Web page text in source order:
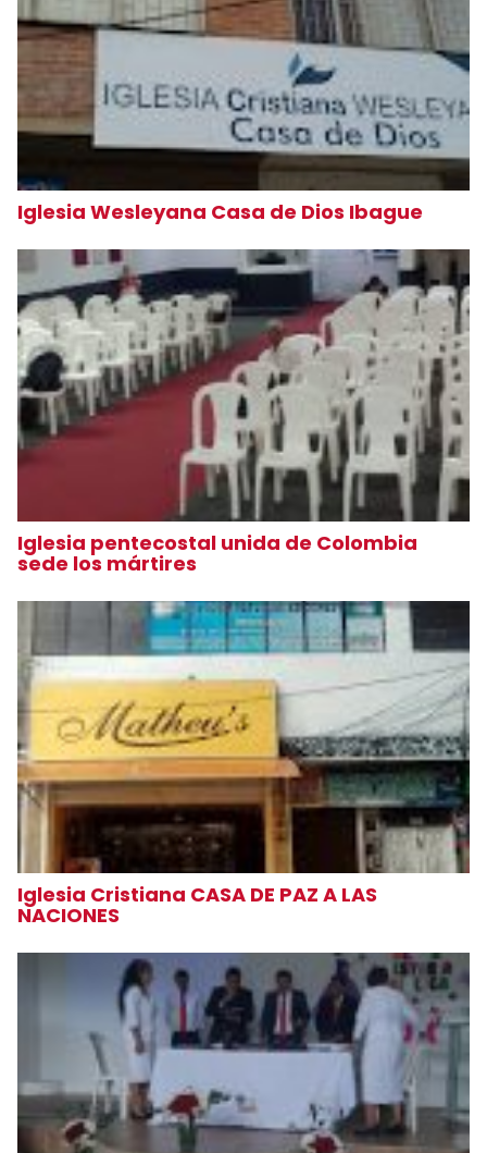
Iglesia Wesleyana Casa de Dios Ibague
Iglesia pentecostal unida de Colombia
sede los mártires
Iglesia Cristiana CASA DE PAZ A LAS
NACIONES